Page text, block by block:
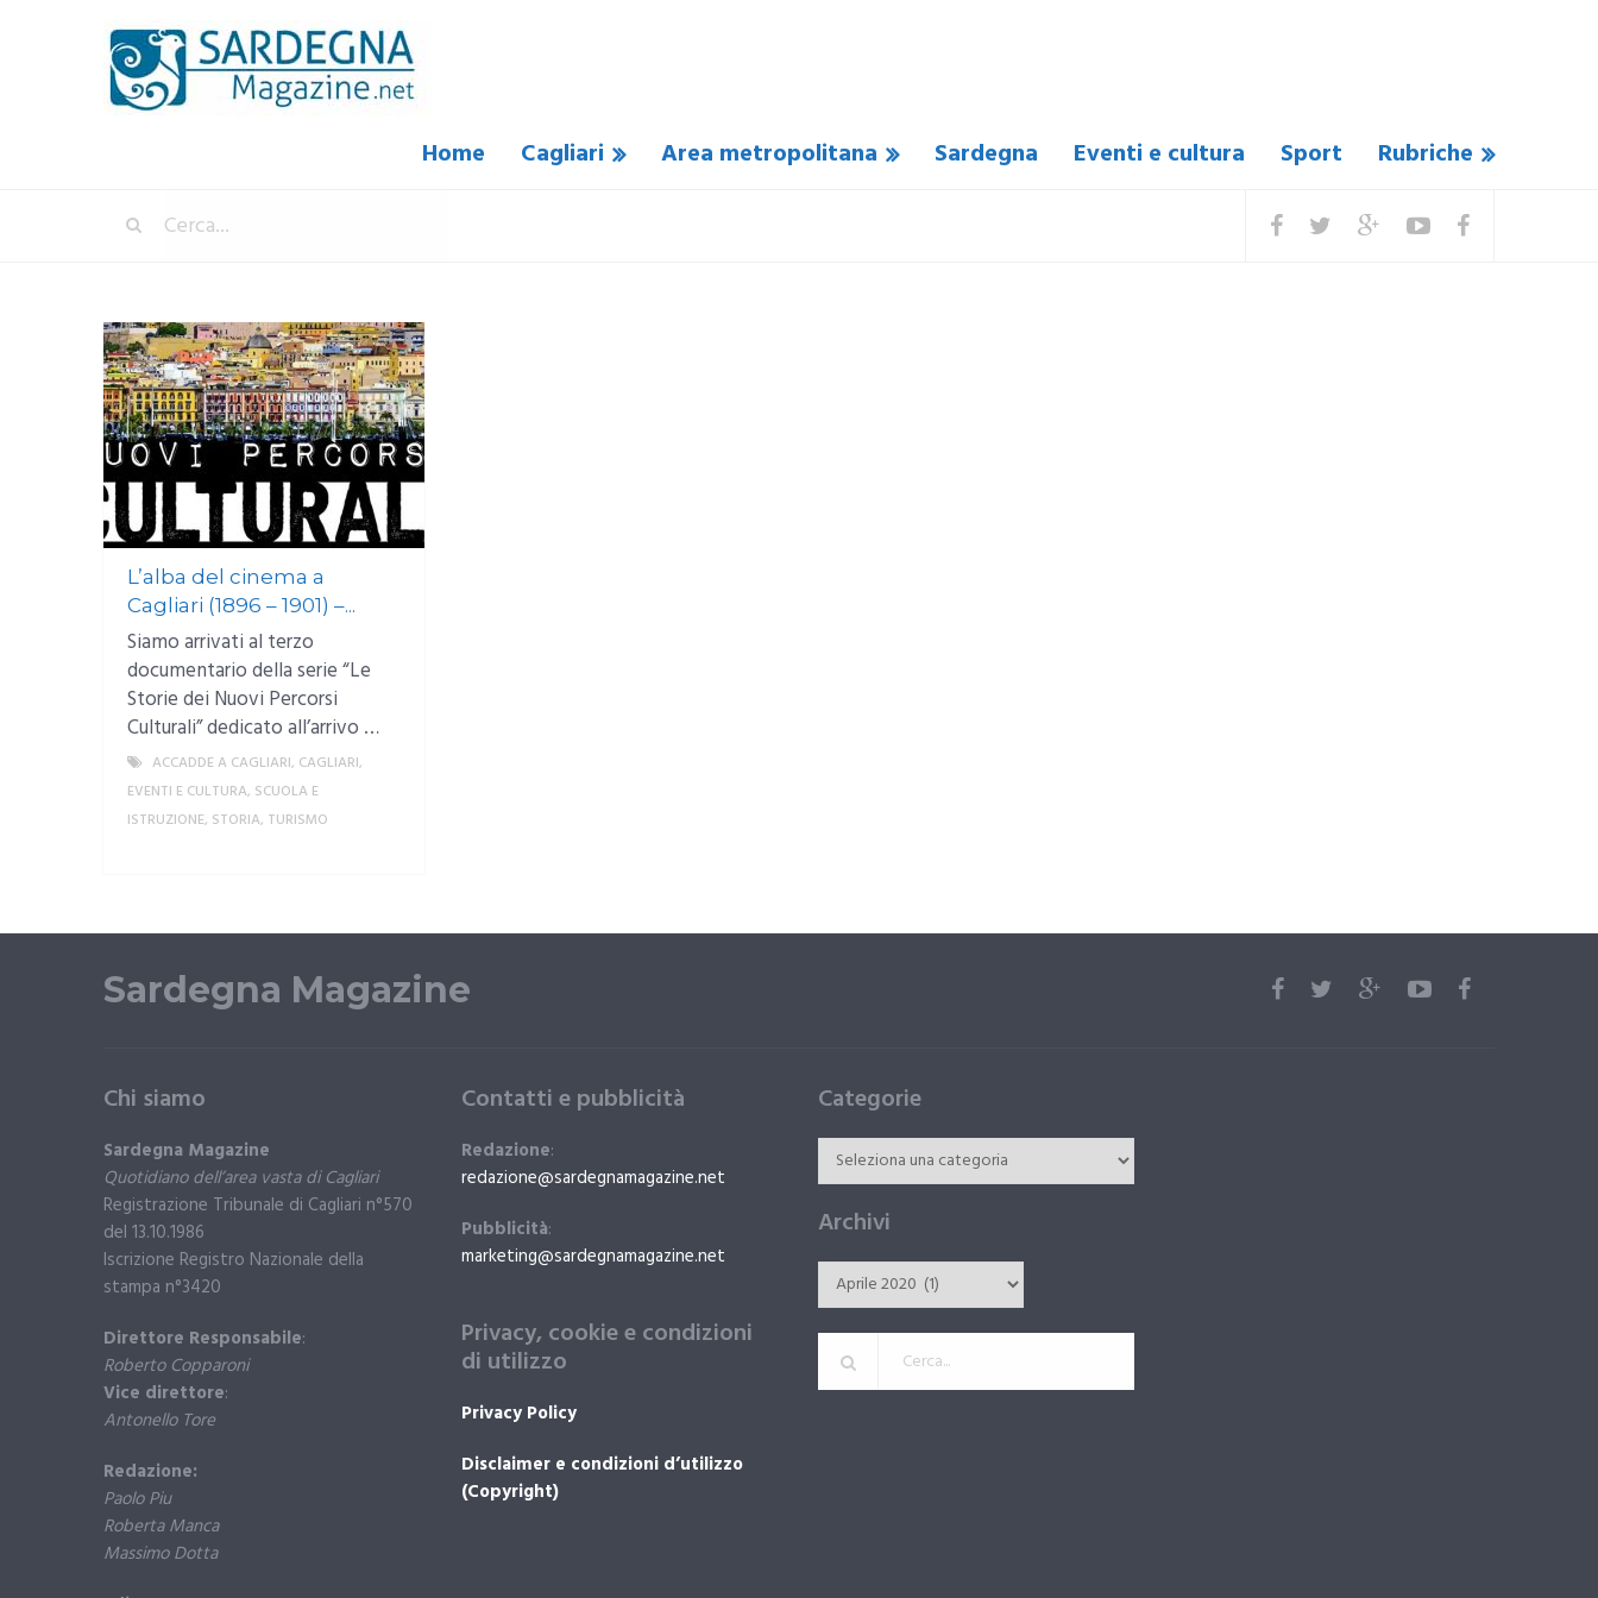
Home Cagliari Area metropolitana Sardegna Eventi e cultura Sport Rubriche
L’alba del cinema a
Cagliari (1896 – 1901) –...
Siamo arrivati al terzo
documentario della serie “Le
Storie dei Nuovi Percorsi
Culturali” dedicato all’arrivo …
ACCADDE A CAGLIARI, CAGLIARI,
EVENTI E CULTURA, SCUOLA E
ISTRUZIONE, STORIA, TURISMO
Sardegna Magazine
Chi siamo
Sardegna Magazine
Quotidiano dell’area vasta di Cagliari
Registrazione Tribunale di Cagliari n°570
del 13.10.1986
Iscrizione Registro Nazionale della
stampa n°3420
Direttore Responsabile:
Roberto Copparoni
Vice direttore:
Antonello Tore
Redazione:
Paolo Piu
Roberta Manca
Massimo Dotta
Contatti e pubblicità
Redazione:
redazione@sardegnamagazine.net
Pubblicità:
marketing@sardegnamagazine.net
Privacy, cookie e condizioni
di utilizzo
Privacy Policy
Disclaimer e condizioni d’utilizzo
(Copyright)
Categorie
Archivi